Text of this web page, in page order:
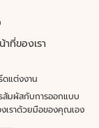
ที่ของเรา
ดแต่งงาน
สัมผัสกับการออกแบบ
เราด้วยมือของคุณเอง